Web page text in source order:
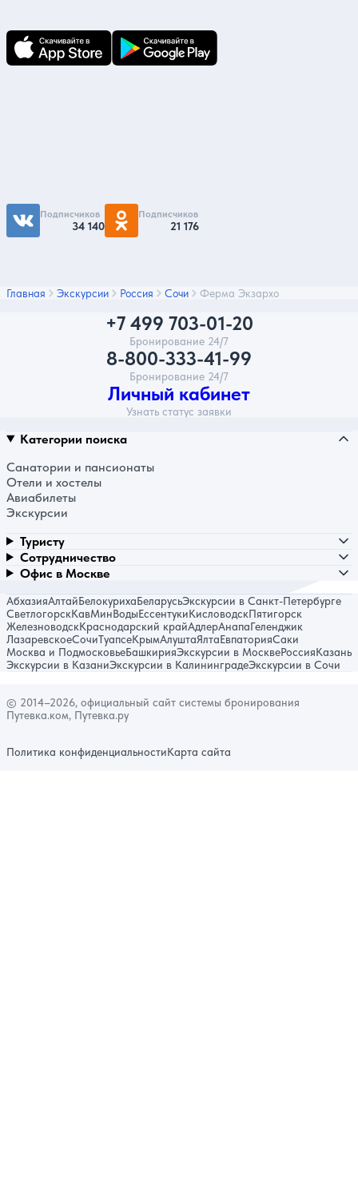
Подписчиков
34 140
Подписчиков
21 176
Главная Экскурсии Россия Сочи Ферма Экзархо
+7 499 703-01-20
Бронирование 24/7
8-800-333-41-99
Бронирование 24/7
Личный кабинет
Узнать статус заявки
Категории поиска
Санатории и пансионаты
Отели и хостелы
Авиабилеты
Экскурсии
Туристу
Сотрудничество
Офис в Москве
АбхазияАлтайБелокурихаБеларусьЭкскурсии в Санкт-Петербурге
СветлогорскКавМинВодыЕссентукиКисловодскПятигорск
ЖелезноводскКраснодарский крайАдлерАнапаГеленджик
ЛазаревскоеСочиТуапсеКрымАлуштаЯлтаЕвпаторияСаки
Москва и ПодмосковьеБашкирияЭкскурсии в МосквеРоссияКазань
Экскурсии в КазаниЭкскурсии в КалининградеЭкскурсии в Сочи
© 2014–2026, официальный сайт системы бронирования
Путевка.ком, Путевка.ру
Политика конфиденциальностиКарта сайта